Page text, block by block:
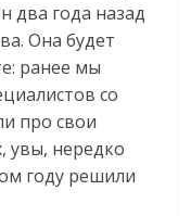
два года назад
Она будет
ранее мы
со
про свои
увы, нередко
году решили